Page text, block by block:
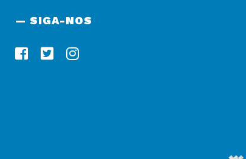
— SIGA-NOS